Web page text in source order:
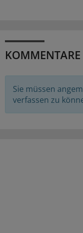
KOMMENTARE
Sie müssen
verfassen zu